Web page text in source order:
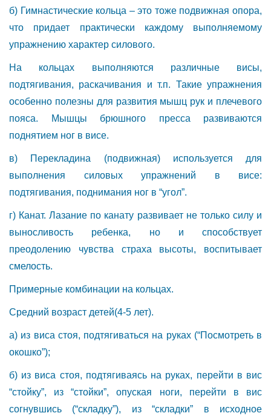
б) Гимнастические кольца – это тоже подвижная опора,
что придает практически каждому выполняемому
упражнению характер силового.
На кольцах выполняются различные висы,
подтягивания, раскачивания и т.п. Такие упражнения
особенно полезны для развития мышц рук и плечевого
пояса. Мышцы брюшного пресса развиваются
поднятием ног в висе.
в) Перекладина (подвижная) используется для
выполнения силовых упражнений в висе:
подтягивания, поднимания ног в “угол”.
г) Канат. Лазание по канату развивает не только силу и
выносливость ребенка, но и способствует
преодолению чувства страха высоты, воспитывает
смелость.
Примерные комбинации на кольцах.
Средний возраст детей(4-5 лет).
а) из виса стоя, подтягиваться на руках (“Посмотреть в
окошко”);
б) из виса стоя, подтягиваясь на руках, перейти в вис
“стойку”, из “стойки”, опуская ноги, перейти в вис
согнувшись (“складку”), из “складки” в исходное